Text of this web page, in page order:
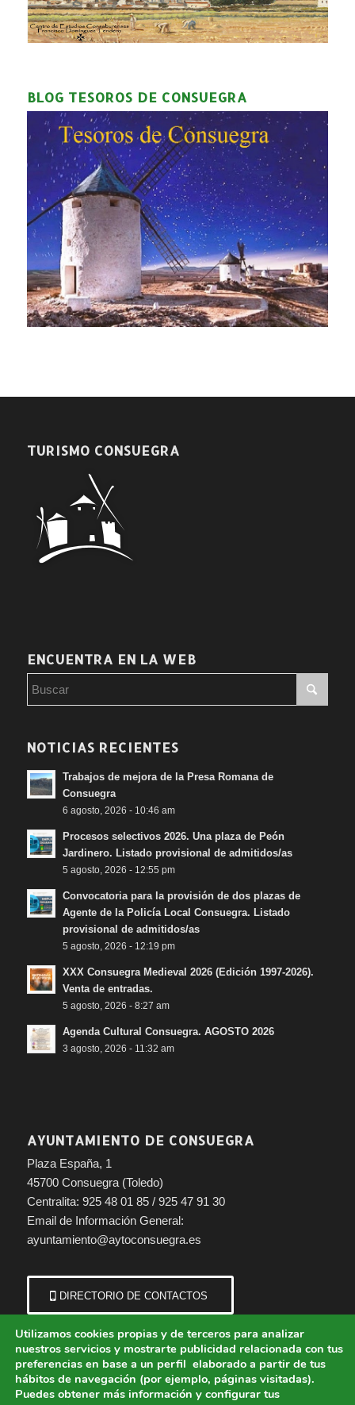
BLOG TESOROS DE CONSUEGRA
TURISMO CONSUEGRA
ENCUENTRA EN LA WEB
NOTICIAS RECIENTES
Trabajos de mejora de la Presa Romana de
Consuegra
6 agosto, 2026 - 10:46 am
Procesos selectivos 2026. Una plaza de Peón
Jardinero. Listado provisional de admitidos/as
5 agosto, 2026 - 12:55 pm
Convocatoria para la provisión de dos plazas de
Agente de la Policía Local Consuegra. Listado
provisional de admitidos/as
5 agosto, 2026 - 12:19 pm
XXX Consuegra Medieval 2026 (Edición 1997-2026).
Venta de entradas.
5 agosto, 2026 - 8:27 am
Agenda Cultural Consuegra. AGOSTO 2026
3 agosto, 2026 - 11:32 am
AYUNTAMIENTO DE CONSUEGRA
Plaza España, 1
45700 Consuegra (Toledo)
Centralita: 925 48 01 85 / 925 47 91 30
Email de Información General:
ayuntamiento@aytoconsuegra.es
DIRECTORIO DE CONTACTOS
Utilizamos cookies propias y de terceros para analizar
nuestros servicios y mostrarte publicidad relacionada con tus
preferencias en base a un perfil elaborado a partir de tus
hábitos de navegación (por ejemplo, páginas visitadas).
Puedes obtener más información y configurar tus